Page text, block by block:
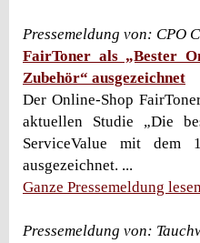
Pressemeldung von: CPO
FairToner als „Bester
Zubehör“ ausgezeichnet
Der Online-Shop
aktuellen Studie „Die
ServiceValue mit
ausgezeichnet. ...
Ganze Pressemeldung
Pressemeldung von: